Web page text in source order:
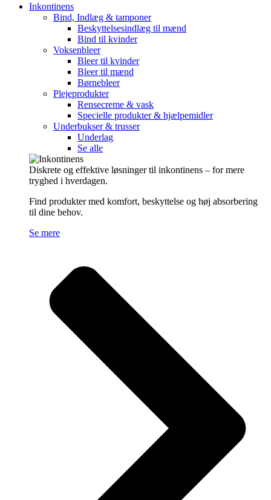
Inkontinens
Bind, Indlæg & tamponer
Beskyttelsesindlæg til mænd
Bind til kvinder
Voksenbleer
Bleer til kvinder
Bleer til mænd
Børnebleer
Plejeprodukter
Rensecreme & vask
Specielle produkter & hjælpemidler
Underbukser & trusser
Underlag
Se alle
Diskrete og effektive løsninger til inkontinens – for mere
tryghed i hverdagen.
Find produkter med komfort, beskyttelse og høj absorbering
til dine behov.
Se mere